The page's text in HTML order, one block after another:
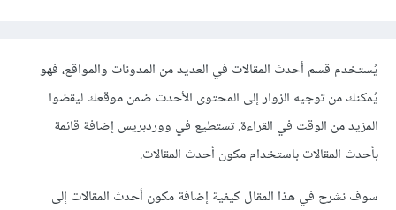
يُستخدم قسم أحدث المقالات في العديد من المدونات والمواقع، فهو
يُمكنك من توجيه الزوار إلى المحتوى الأحدث ضمن موقعك ليقضوا
المزيد من الوقت في القراءة. تستطيع في ووردبريس إضافة قائمة
بأحدث المقالات باستخدام مكون أحدث المقالات.
سوف نشرح في هذا المقال كيفية إضافة مكون أحدث المقالات إلى